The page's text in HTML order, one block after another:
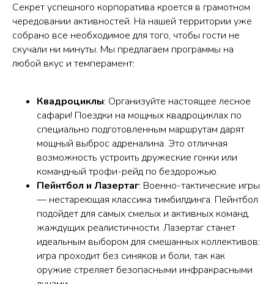
Секрет успешного корпоратива кроется в грамотном
чередовании активностей. На нашей территории уже
собрано все необходимое для того, чтобы гости не
скучали ни минуты. Мы предлагаем программы на
любой вкус и темперамент:
Квадроциклы: Организуйте настоящее лесное
сафари! Поездки на мощных квадроциклах по
специально подготовленным маршрутам дарят
мощный выброс адреналина. Это отличная
возможность устроить дружеские гонки или
командный трофи-рейд по бездорожью.
Пейнтбол и Лазертаг: Военно-тактические игры
— нестареющая классика тимбилдинга. Пейнтбол
подойдет для самых смелых и активных команд,
жаждущих реалистичности. Лазертаг станет
идеальным выбором для смешанных коллективов:
игра проходит без синяков и боли, так как
оружие стреляет безопасными инфракрасными